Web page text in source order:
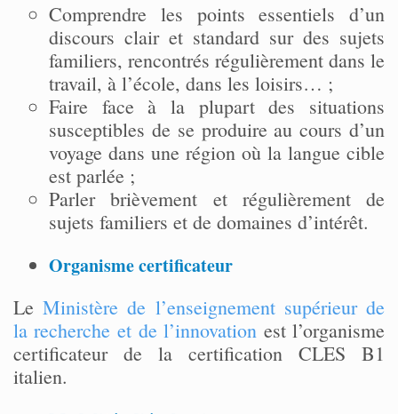
Comprendre les points essentiels d’un
discours clair et standard sur des sujets
familiers, rencontrés régulièrement dans le
travail, à l’école, dans les loisirs… ;
Faire face à la plupart des situations
susceptibles de se produire au cours d’un
voyage dans une région où la langue cible
est parlée ;
Parler brièvement et régulièrement de
sujets familiers et de domaines d’intérêt.
Organisme certificateur
LeMinistère de l’enseignement supérieur de
la recherche et de l’innovation est l’organisme
certificateur de la certification CLES B1
italien.